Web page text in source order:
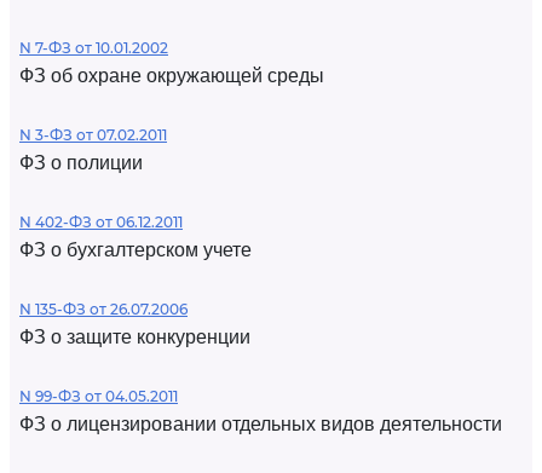
N 7-ФЗ от 10.01.2002
ФЗ об охране окружающей среды
N 3-ФЗ от 07.02.2011
ФЗ о полиции
N 402-ФЗ от 06.12.2011
ФЗ о бухгалтерском учете
N 135-ФЗ от 26.07.2006
ФЗ о защите конкуренции
N 99-ФЗ от 04.05.2011
ФЗ о лицензировании отдельных видов деятельности